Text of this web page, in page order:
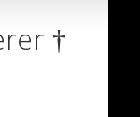
†